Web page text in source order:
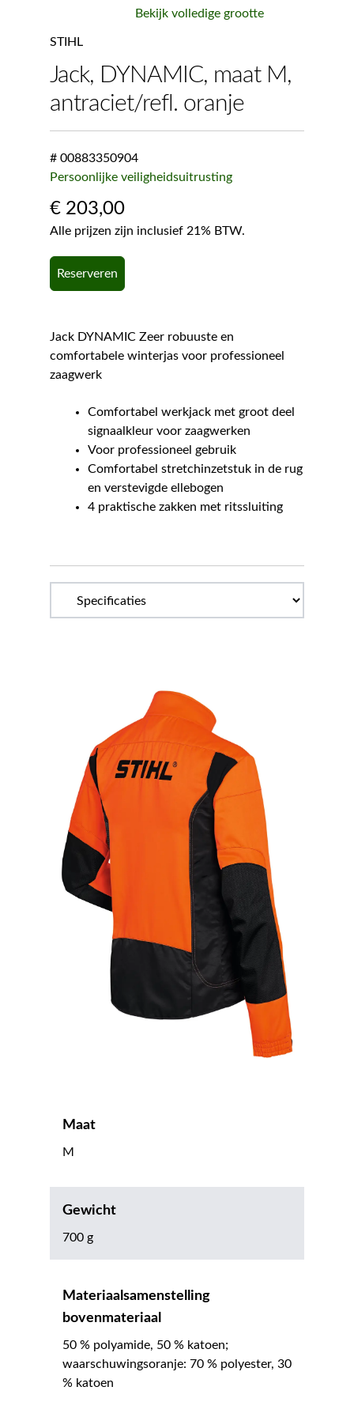
Bekijk volledige grootte
STIHL
Jack, DYNAMIC, maat M,
antraciet/refl. oranje
# 00883350904
Persoonlijke veiligheidsuitrusting
€203,00
Alle prijzen zijn inclusief 21% BTW.
Reserveren
Jack DYNAMIC Zeer robuuste en
comfortabele winterjas voor professioneel
zaagwerk
Comfortabel werkjack met groot deel
signaalkleur voor zaagwerken
Voor professioneel gebruik
Comfortabel stretchinzetstuk in de rug
en verstevigde ellebogen
4 praktische zakken met ritssluiting
Maat
M
Gewicht
700 g
Materiaalsamenstelling
bovenmateriaal
50 % polyamide, 50 % katoen;
waarschuwingsoranje: 70 % polyester, 30
% katoen